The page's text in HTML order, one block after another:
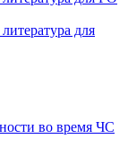
для
во время ЧС